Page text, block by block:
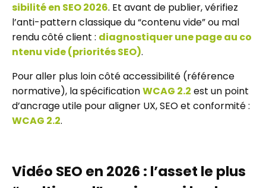
sibilité en SEO 2026. Et avant de publier, vérifiez
l’anti-pattern classique du “contenu vide” ou mal
rendu côté client : diagnostiquer une page au co
ntenu vide (priorités SEO).
Pour aller plus loin côté accessibilité (référence
normative), la spécificationWCAG 2.2 est un point
d’ancrage utile pour aligner UX, SEO et conformité :
WCAG 2.2.
Vidéo SEO en 2026 : l’asset le plus